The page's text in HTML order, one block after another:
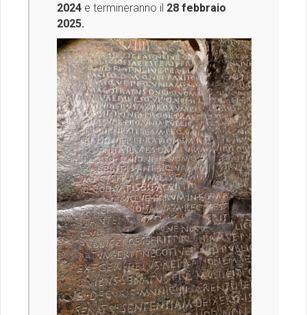
2024 e termineranno il 28 febbraio
2025.